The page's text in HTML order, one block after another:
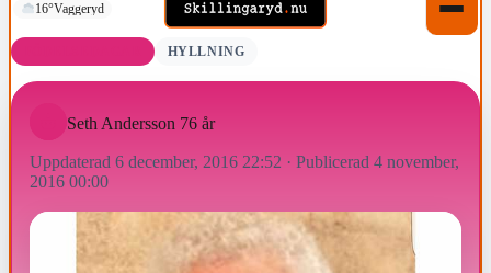
16°Vaggeryd
HYLLNING
Seth Andersson 76 år
Uppdaterad 6 december, 2016 22:52 · Publicerad 4 november,
2016 00:00